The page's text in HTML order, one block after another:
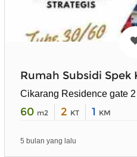
Rumah Subsidi Spek
Cikarang Residence gate
60 m2 2 KT 1 KM
5 bulan yang lalu